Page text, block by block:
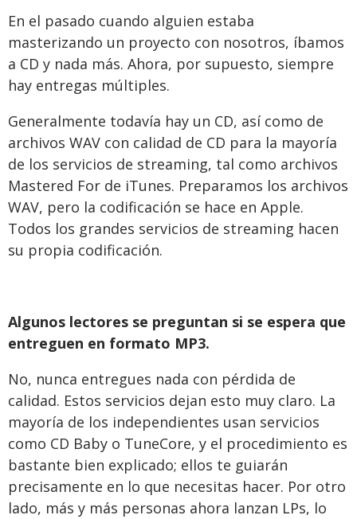
En el pasado cuando alguien estaba
masterizando un proyecto con nosotros, íbamos
a CD y nada más. Ahora, por supuesto, siempre
hay entregas múltiples.
Generalmente todavía hay un CD, así como de
archivos WAV con calidad de CD para la mayoría
de los servicios de streaming, tal como archivos
Mastered For de iTunes. Preparamos los archivos
WAV, pero la codificación se hace en Apple.
Todos los grandes servicios de streaming hacen
su propia codificación.
Algunos lectores se preguntan si se espera que
entreguen en formato MP3.
No, nunca entregues nada con pérdida de
calidad. Estos servicios dejan esto muy claro. La
mayoría de los independientes usan servicios
como CD Baby o TuneCore, y el procedimiento es
bastante bien explicado; ellos te guiarán
precisamente en lo que necesitas hacer. Por otro
lado, más y más personas ahora lanzan LPs, lo